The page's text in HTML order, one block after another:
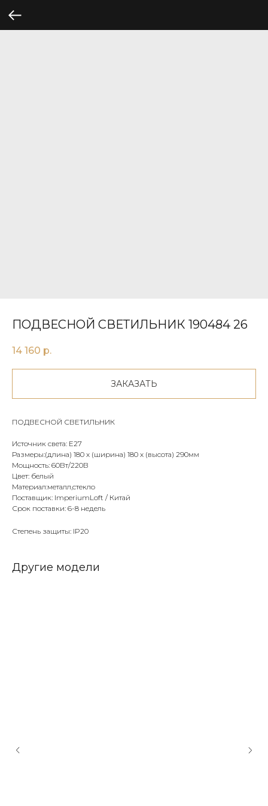
ПОДВЕСНОЙ СВЕТИЛЬНИК 190484 26
14 160 р.
ЗАКАЗАТЬ
ПОДВЕСНОЙ СВЕТИЛЬНИК
Источник света: E27
Размеры:(длина) 180 х (ширина) 180 х (высота) 290мм
Мощность: 60Вт/220В
Цвет: белый
Материал:металл,стекло
Поставщик: ImperiumLoft / Китай
Срок поставки: 6-8 недель
Степень защиты: IP20
Другие модели